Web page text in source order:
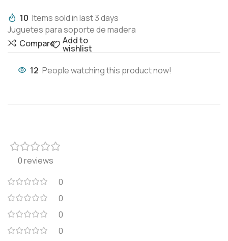
10 Items sold in last 3 days
Juguetes para soporte de madera
Compare
Add to
wishlist
12 People watching this product now!
0 reviews
0
0
0
0